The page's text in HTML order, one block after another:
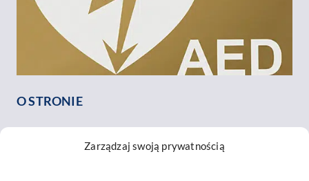
Zarządzaj swoją prywatnością
O STRONIE